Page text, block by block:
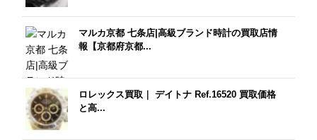
マルカ京都 七条店|高級ブランド時計の買取店情
報【京都府京都...
ロレックス買取｜ デイトナ Ref.16520 買取価格
と高...